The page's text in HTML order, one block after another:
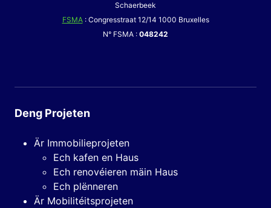
Schaerbeek
FSMA: Congresstraat 12/14 1000 Bruxelles
N° FSMA : 048242
Deng Projeten
Är Immobilieprojeten
Ech kafen en Haus
Ech renovéieren mäin Haus
Ech plënneren
Är Mobilitéitsprojeten